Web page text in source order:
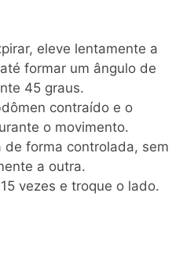
eleve lentamente a
formar um ângulo de
45 graus.
contraído e o
o movimento.
de forma controlada, sem
a outra.
vezes e troque o lado.